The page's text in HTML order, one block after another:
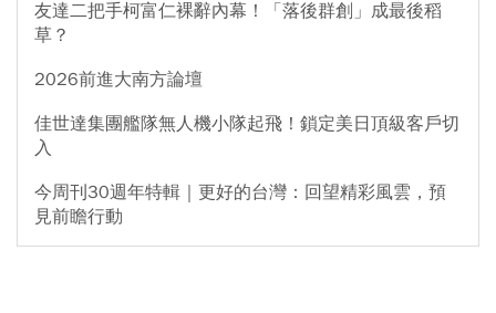
友達二把手柯富仁裸辭內幕！「落後群創」成最後稻
草？
2026前進大南方論壇
佳世達集團艦隊無人機小隊起飛！鎖定美日頂級客戶切
入
今周刊30週年特輯｜更好的台灣：回望精彩風雲，預
見前瞻行動